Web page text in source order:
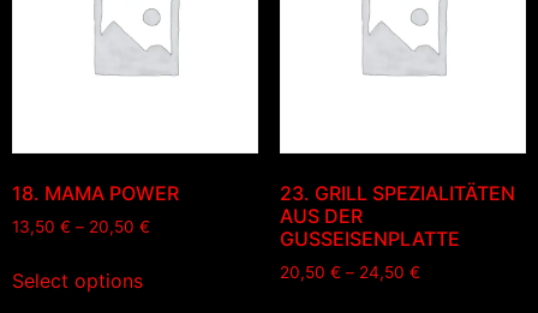
18. MAMA POWER
13,50 € – 20,50 €
Select options
23. GRILL SPEZIALITÄTEN
AUS DER
GUSSEISENPLATTE
20,50 € – 24,50 €